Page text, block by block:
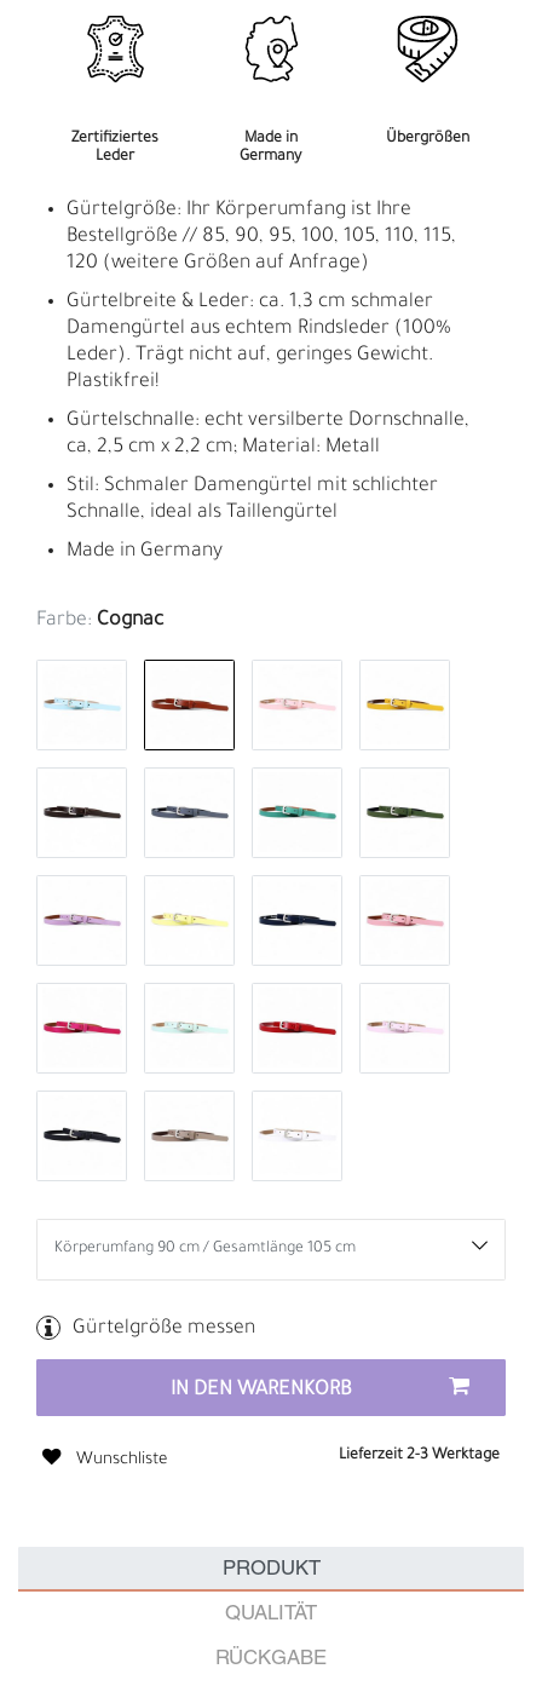
Zertifiziertes
Leder
Made in
Germany
Übergrößen
Gürtelgröße: Ihr Körperumfang ist Ihre
Bestellgröße // 85, 90, 95, 100, 105, 110, 115,
120 (weitere Größen auf Anfrage)
Gürtelbreite & Leder: ca. 1,3 cm schmaler
Damengürtel aus echtem Rindsleder (100%
Leder). Trägt nicht auf, geringes Gewicht.
Plastikfrei!
Gürtelschnalle: echt versilberte Dornschnalle,
ca, 2,5 cm x 2,2 cm; Material: Metall
Stil: Schmaler Damengürtel mit schlichter
Schnalle, ideal als Taillengürtel
Made in Germany
Farbe: Cognac
Gürtelgröße messen
IN DEN WARENKORB
Wunschliste Lieferzeit 2-3 Werktage
PRODUKT
QUALITÄT
RÜCKGABE